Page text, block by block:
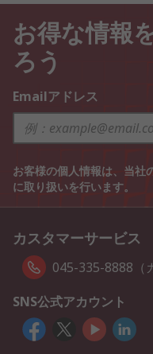
お得な情報
ろう
Emailアドレス
お客様の個人情報は、当社
に取り扱いを行います。
カスタマーサービス
045-335-8888（
SNS公式アカウント